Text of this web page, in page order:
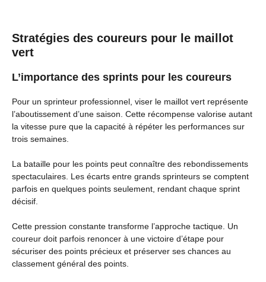
Stratégies des coureurs pour le maillot
vert
L’importance des sprints pour les coureurs
Pour un sprinteur professionnel, viser le maillot vert représente
l’aboutissement d’une saison. Cette récompense valorise autant
la vitesse pure que la capacité à répéter les performances sur
trois semaines.
La bataille pour les points peut connaître des rebondissements
spectaculaires. Les écarts entre grands sprinteurs se comptent
parfois en quelques points seulement, rendant chaque sprint
décisif.
Cette pression constante transforme l’approche tactique. Un
coureur doit parfois renoncer à une victoire d’étape pour
sécuriser des points précieux et préserver ses chances au
classement général des points.